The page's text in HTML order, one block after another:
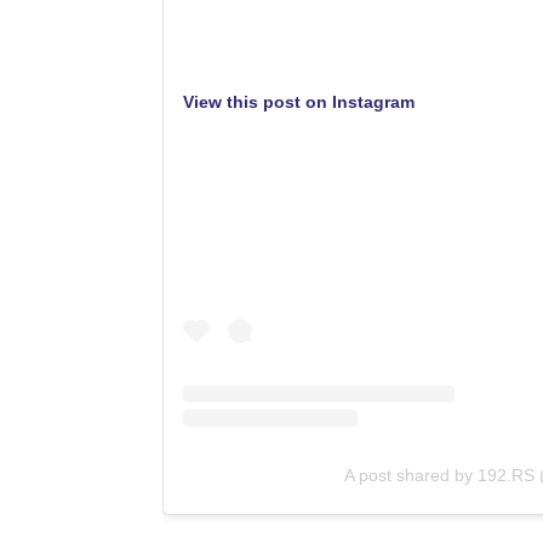
View this post on Instagram
A post shared by 192.RS